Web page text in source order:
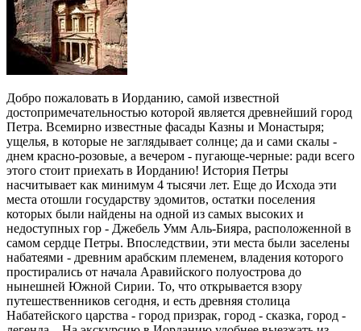
Добро пожаловать в Иорданию, самой известной
достопримечательностью которой является древнейший город
Петра. Всемирно известные фасады Казны и Монастыря;
ущелья, в которые не заглядывает солнце; да и сами скалы -
днем красно-розовые, а вечером - пугающе-черные: ради всего
этого стоит приехать в Иорданию! История Петры
насчитывает как минимум 4 тысячи лет. Еще до Исхода эти
места отошли государству эдомитов, остатки поселения
которых были найдены на одной из самых высоких и
недоступных гор - Джебель Умм Аль-Бияра, расположенной в
самом сердце Петры. Впоследствии, эти места были заселены
набатеями - древним арабским племенем, владения которого
простирались от начала Аравийского полуострова до
нынешней Южной Сирии. То, что открывается взору
путешественников сегодня, и есть древняя столица
Набатейского царства - город призрак, город - сказка, город -